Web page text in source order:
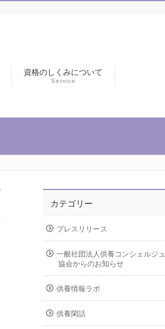
資格のしくみについて
Service
カテゴリー
プレスリリース
一般社団法人供養コンシェルジュ
協会からのお知らせ
供養情報ラボ
供養閑話